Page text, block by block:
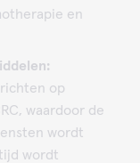
en
op
waardoor de
wordt
wordt